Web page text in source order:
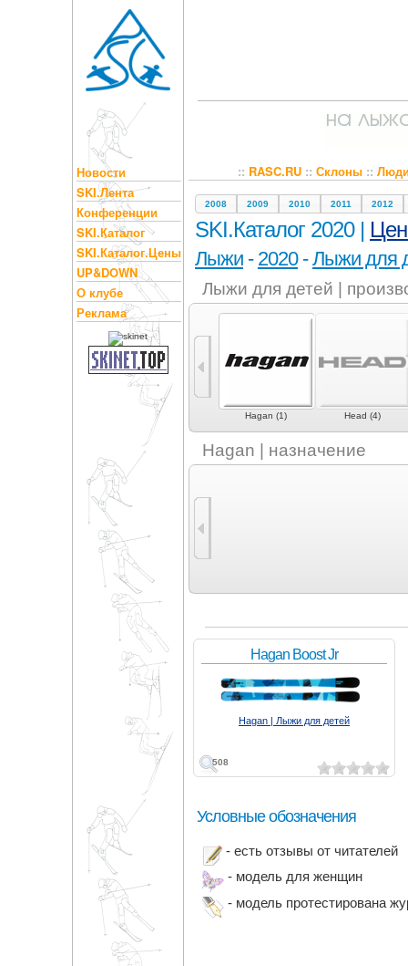
Новости
SKI.Лента
Конференции
SKI.Каталог
SKI.Каталог.Цены
UP&DOWN
О клубе
Реклама
:: RASC.RU:: Склоны::
2008 2009 2010 2011 2012
SKI.Каталог 2020 |
Лыжи - 2020-Лыжи для
Лыжи для детей |
FreeSport (1) Hagan (1) Head (4)
Hagan | назначение
508
Hagan Boost Jr
Hagan | Лыжи для детей
Условные обозначения
- есть отзывы от читателей
- модель для женщин
- модель протестирована